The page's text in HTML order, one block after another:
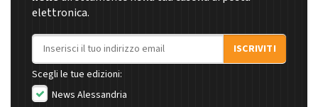
elettronica.
Indirizzo email
ISCRIVITI
Scegli le tue edizioni:
News Alessandria